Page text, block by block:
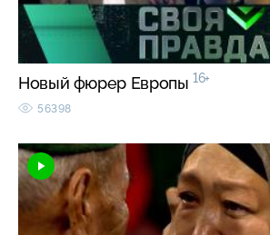
Новый фюрер Европы 16+
56398